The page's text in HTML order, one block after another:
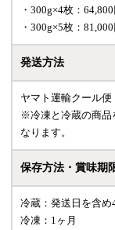
・300g×4枚：64,800
・300g×5枚：81,000
発送方法
ヤマト運輸クール便
※冷凍と冷蔵の商品
なります。
保存方法・賞味期
冷蔵：発送日を含め
冷凍：1ヶ月